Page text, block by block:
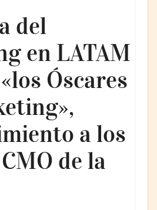
del
en LATAM
Óscares
a los
de la